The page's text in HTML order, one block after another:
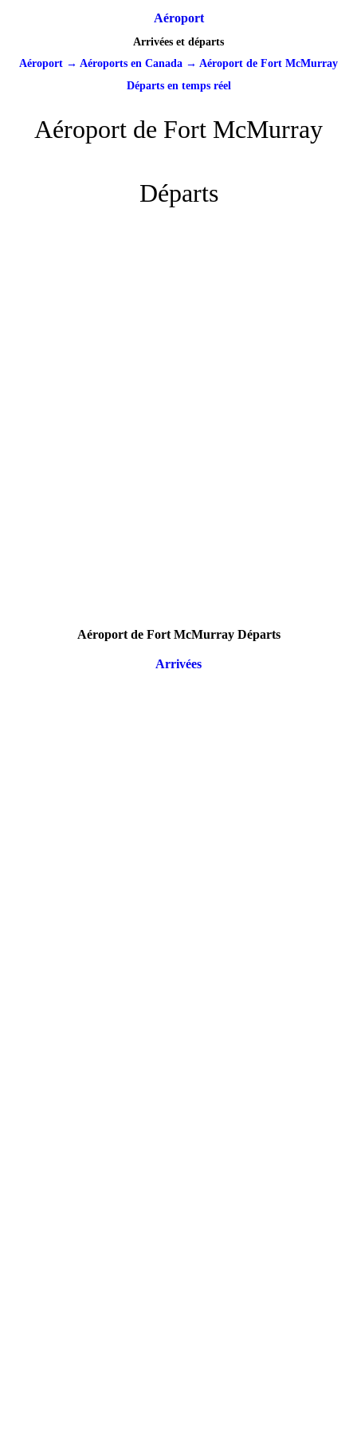
Aéroport
Arrivées et départs
Aéroport → Aéroports en Canada → Aéroport de Fort McMurray
Départs en temps réel
Aéroport de Fort McMurray
Départs
Aéroport de Fort McMurray Départs
Arrivées